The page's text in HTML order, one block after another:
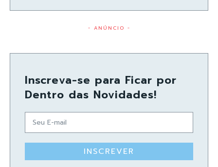
- ANÚNCIO -
Inscreva-se para Ficar por
Dentro das Novidades!
INSCREVER